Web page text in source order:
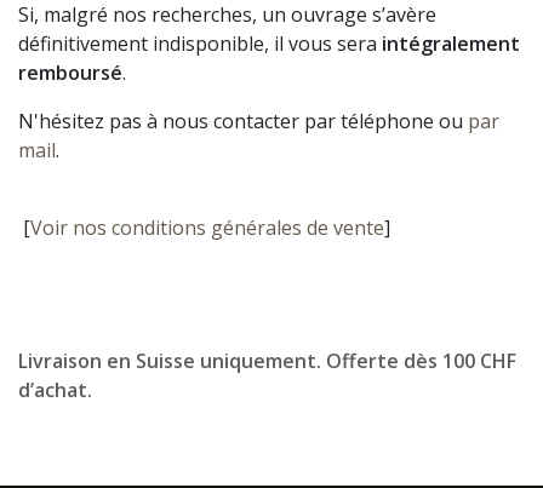
Si, malgré nos recherches, un ouvrage s’avère
définitivement indisponible, il vous sera intégralement
remboursé.
N'hésitez pas à nous contacter par téléphone ou par
mail.
[Voir nos conditions générales de vente]
Livraison en Suisse uniquement. Offerte dès 100 CHF
d’achat.